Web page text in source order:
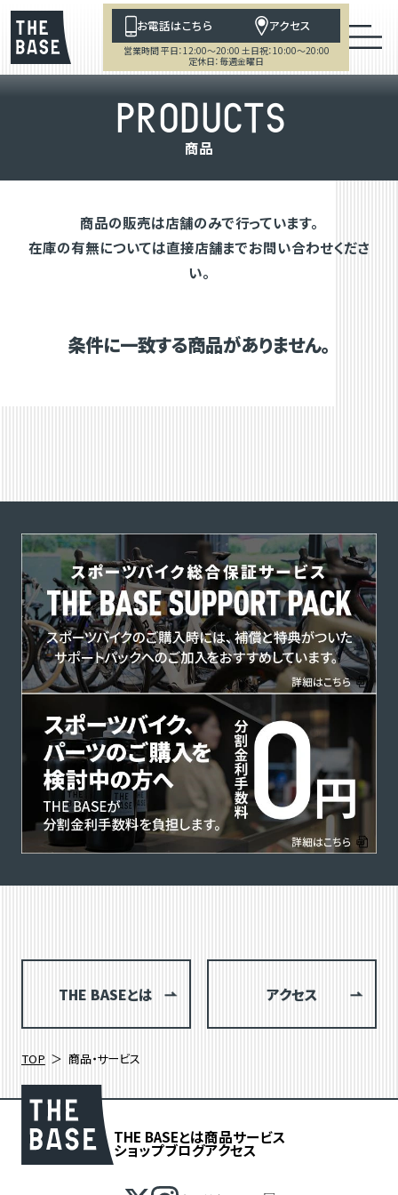
お電話はこちら アクセス
営業時間 平日：12:00～20:00 土日祝：10:00～20:00
定休日：毎週金曜日
PRODUCTS
商品
商品の販売は店舗のみで行っています。
在庫の有無については直接店舗までお問い合わせくださ
い。
条件に一致する商品がありません。
THE BASEとは アクセス
TOP 商品・サービス
THE BASEとは商品サービス
ショップブログアクセス